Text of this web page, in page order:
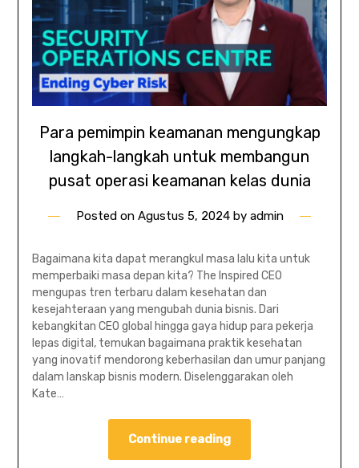
Para pemimpin keamanan mengungkap
langkah-langkah untuk membangun
pusat operasi keamanan kelas dunia
Posted on Agustus 5, 2024by admin
Bagaimana kita dapat merangkul masa lalu kita untuk
memperbaiki masa depan kita? The Inspired CEO
mengupas tren terbaru dalam kesehatan dan
kesejahteraan yang mengubah dunia bisnis. Dari
kebangkitan CEO global hingga gaya hidup para pekerja
lepas digital, temukan bagaimana praktik kesehatan
yang inovatif mendorong keberhasilan dan umur panjang
dalam lanskap bisnis modern. Diselenggarakan oleh
Kate…
Continue reading